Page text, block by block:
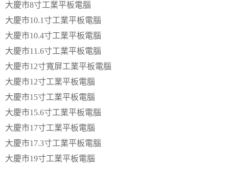
大慶市8寸工業平板電腦
大慶市10.1寸工業平板電腦
大慶市10.4寸工業平板電腦
大慶市11.6寸工業平板電腦
大慶市12寸寬屏工業平板電腦
大慶市12寸工業平板電腦
大慶市15寸工業平板電腦
大慶市15.6寸工業平板電腦
大慶市17寸工業平板電腦
大慶市17.3寸工業平板電腦
大慶市19寸工業平板電腦